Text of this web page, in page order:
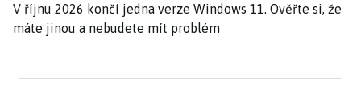
V říjnu 2026 končí jedna verze Windows 11. Ověřte si, že
máte jinou a nebudete mít problém